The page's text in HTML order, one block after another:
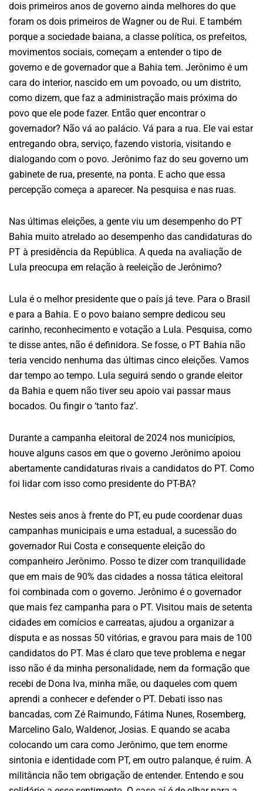
dois primeiros anos de governo ainda melhores do que
foram os dois primeiros de Wagner ou de Rui. E também
porque a sociedade baiana, a classe política, os prefeitos,
movimentos sociais, começam a entender o tipo de
governo e de governador que a Bahia tem. Jerônimo é um
cara do interior, nascido em um povoado, ou um distrito,
como dizem, que faz a administração mais próxima do
povo que ele pode fazer. Então quer encontrar o
governador? Não vá ao palácio. Vá para a rua. Ele vai estar
entregando obra, serviço, fazendo vistoria, visitando e
dialogando com o povo. Jerônimo faz do seu governo um
gabinete de rua, presente, na ponta. E acho que essa
percepção começa a aparecer. Na pesquisa e nas ruas.
Nas últimas eleições, a gente viu um desempenho do PT
Bahia muito atrelado ao desempenho das candidaturas do
PT à presidência da República. A queda na avaliação de
Lula preocupa em relação à reeleição de Jerônimo?
Lula é o melhor presidente que o país já teve. Para o Brasil
e para a Bahia. E o povo baiano sempre dedicou seu
carinho, reconhecimento e votação a Lula. Pesquisa, como
te disse antes, não é definidora. Se fosse, o PT Bahia não
teria vencido nenhuma das últimas cinco eleições. Vamos
dar tempo ao tempo. Lula seguirá sendo o grande eleitor
da Bahia e quem não tiver seu apoio vai passar maus
bocados. Ou fingir o ‘tanto faz’.
Durante a campanha eleitoral de 2024 nos municípios,
houve alguns casos em que o governo Jerônimo apoiou
abertamente candidaturas rivais a candidatos do PT. Como
foi lidar com isso como presidente do PT-BA?
Nestes seis anos à frente do PT, eu pude coordenar duas
campanhas municipais e uma estadual, a sucessão do
governador Rui Costa e consequente eleição do
companheiro Jerônimo. Posso te dizer com tranquilidade
que em mais de 90% das cidades a nossa tática eleitoral
foi combinada com o governo. Jerônimo é o governador
que mais fez campanha para o PT. Visitou mais de setenta
cidades em comícios e carreatas, ajudou a organizar a
disputa e as nossas 50 vitórias, e gravou para mais de 100
candidatos do PT. Mas é claro que teve problema e negar
isso não é da minha personalidade, nem da formação que
recebi de Dona Iva, minha mãe, ou daqueles com quem
aprendi a conhecer e defender o PT. Debati isso nas
bancadas, com Zé Raimundo, Fátima Nunes, Rosemberg,
Marcelino Galo, Waldenor, Josias. E quando se acaba
colocando um cara como Jerônimo, que tem enorme
sintonia e identidade com PT, em outro palanque, é ruim. A
militância não tem obrigação de entender. Entendo e sou